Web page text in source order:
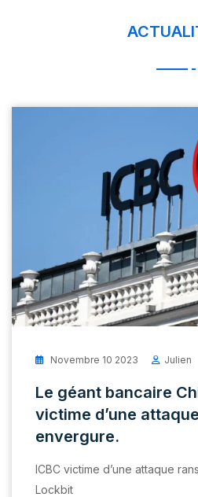
Novembre 10 2023 Julien
Le géant bancaire
victime d’une
envergure.
ICBC victime d’une attaque
Lockbit